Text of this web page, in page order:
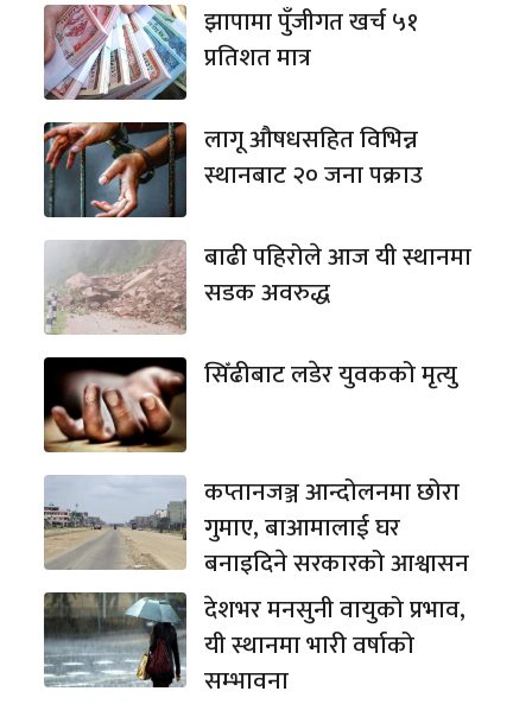
झापामा पुँजीगत खर्च ५१
प्रतिशत मात्र
लागू औषधसहित विभिन्न
स्थानबाट २० जना पक्राउ
बाढी पहिरोले आज यी स्थानमा
सडक अवरुद्ध
सिँढीबाट लडेर युवकको मृत्यु
कप्तानजञ्ज आन्दोलनमा छोरा
गुमाए, बाआमालाई घर
बनाइदिने सरकारको आश्वासन
देशभर मनसुनी वायुको प्रभाव,
यी स्थानमा भारी वर्षाको
सम्भावना